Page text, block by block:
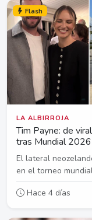
Flash
LA ALBIRROJA
Tim Payne: de
tras Mundial 2026
El lateral
en el torneo
Hace 4 días